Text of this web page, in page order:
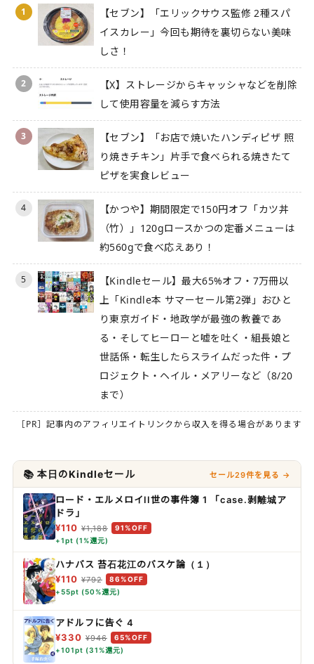
1
【セブン】「エリックサウス監修 2種スパ
イスカレー」今回も期待を裏切らない美味
しさ！
2
【X】ストレージからキャッシャなどを削除
して使用容量を減らす方法
3
【セブン】「お店で焼いたハンディピザ 照
り焼きチキン」片手で食べられる焼きたて
ピザを実食レビュー
4
【かつや】期間限定で150円オフ「カツ丼
（竹）」120gロースかつの定番メニューは
約560gで食べ応えあり！
5
【Kindleセール】最大65%オフ・7万冊以
上「Kindle本 サマーセール第2弾」おひと
り東京ガイド・地政学が最強の教養であ
る・そしてヒーローと嘘を吐く・組長娘と
世話係・転生したらスライムだった件・プ
ロジェクト・ヘイル・メアリーなど（8/20
まで）
［PR］記事内のアフィリエイトリンクから収入を得る場合があります
📚 本日のKindleセール セール29件を見る →
ロード・エルメロイII世の事件簿 1 「case.剥離城ア
ドラ」
¥110 ¥1,188
91%OFF
+1pt (1%還元)
ハナバス 苔石花江のバスケ論（１）
¥110 ¥792
86%OFF
+55pt (50%還元)
アドルフに告ぐ 4
¥330 ¥946
65%OFF
+101pt (31%還元)